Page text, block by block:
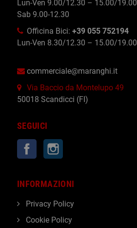
Lun-Ven 9.00/12.30 – 15.00/19.00
Sab 9.00-12.30
Officina Bici: +39 055 752194
Lun-Ven 8.30/12.30 – 15.00/19.00
commerciale@maranghi.it
Via Baccio da Montelupo 49
50018 Scandicci (FI)
SEGUICI
Facebook
INFORMAZIONI
Privacy Policy
Cookie Policy